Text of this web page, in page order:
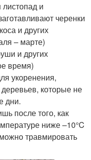
листопад и
черенки
и других
– марте)
и других
время)
укоренения,
которые не
дни.
после того, как
ниже –10°C
травмировать